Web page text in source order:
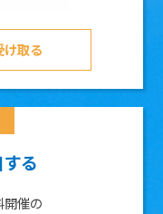
取る
る
催の